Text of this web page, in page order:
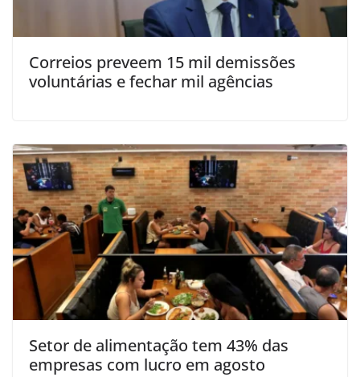
Correios preveem 15 mil demissões
voluntárias e fechar mil agências
Setor de alimentação tem 43% das
empresas com lucro em agosto